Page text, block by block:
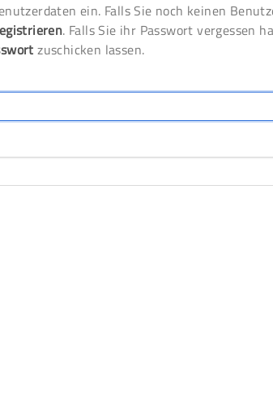
ein. Falls Sie noch keinen
. Falls Sie ihr Passwort vergessen
zuschicken lassen.